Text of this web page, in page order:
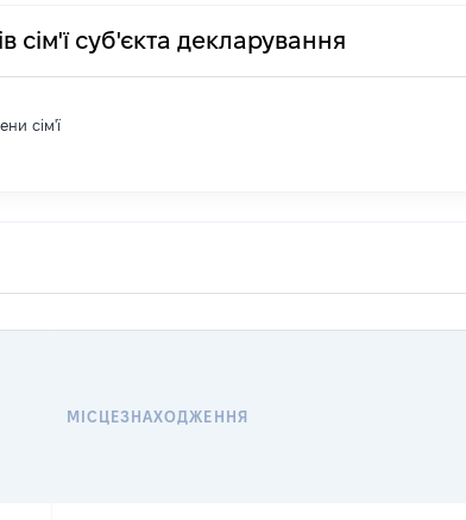
сім'ї суб'єкта декларування
сім'ї
МІСЦЕЗНАХОДЖЕННЯ